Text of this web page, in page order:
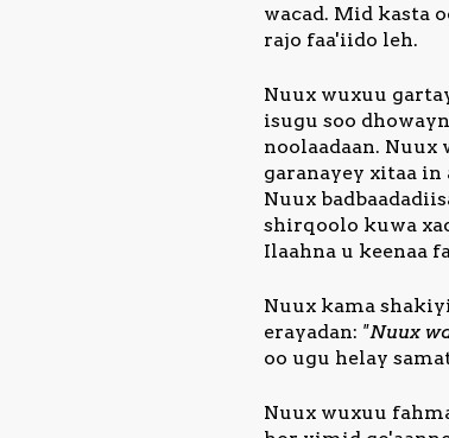
wacad. Mid kasta
rajo faa'iido leh.
Nuux wuxuu
isugu soo
noolaadaan.
garanayey xitaa in
Nuux
shirqoolo kuwa
Ilaahna u keenaa
Nuux kama
erayadan: "Nuux
oo ugu helay
Nuux wuxuu